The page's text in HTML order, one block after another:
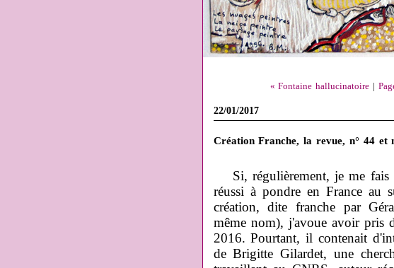
« Fontaine hallucinatoire
22/01/2017
Création Franche, la revue, n° 44 et
Si, régulièrement, je me
réussi à pondre en France au
création, dite franche par
même nom), j'avoue avoir pris
2016. Pourtant, il contenait
de Brigitte Gilardet, une